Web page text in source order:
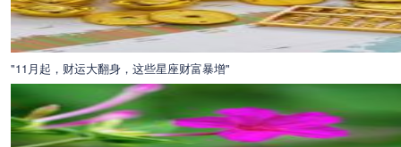
"11月起，财运大翻身，这些星座财富暴增"